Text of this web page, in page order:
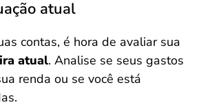
atual
contas, é hora de avaliar sua
atual. Analise se seus gastos
renda ou se você está